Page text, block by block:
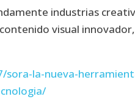
industrias
visual innovador,
la-nueva-